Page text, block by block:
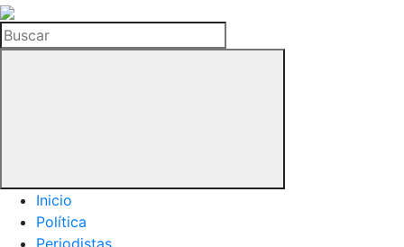
La
Hemeroteca
del
Buscar
Inicio
Política
Periodistas